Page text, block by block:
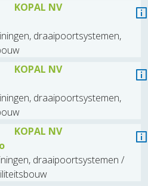
KOPAL NV
draaipoortsystemen,
KOPAL NV
draaipoortsystemen,
KOPAL NV
draaipoortsystemen /